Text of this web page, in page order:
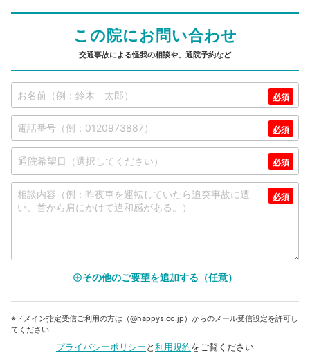
この院にお問い合わせ
交通事故による怪我の相談や、通院予約など
add_circle_outlineその他のご要望を追加する（任意）
※ドメイン指定受信ご利用の方は（@happys.co.jp）からのメール受信設定を許可し
てください
プライバシーポリシーと利用規約をご覧ください